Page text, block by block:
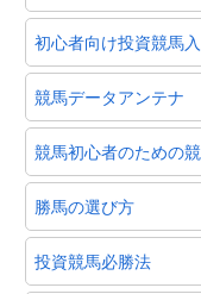
初心者向け投資競馬
競馬データアンテナ
競馬初心者のための
勝馬の選び方
投資競馬必勝法